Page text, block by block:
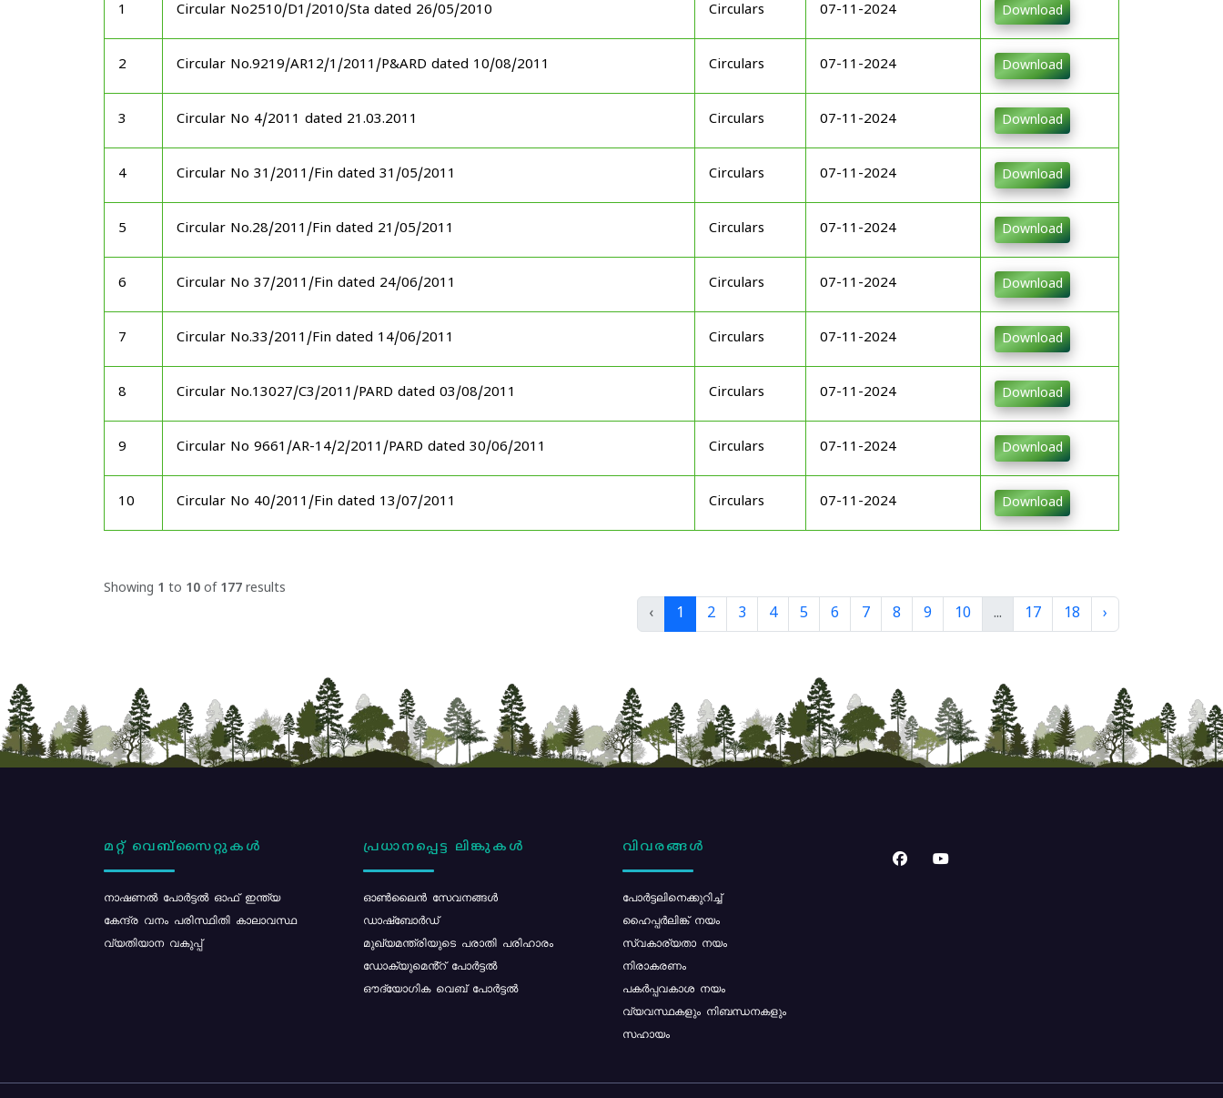
1 Circular No2510/D1/2010/Sta dated 26/05/2010 Circulars 07-11-2024 Download
2 Circular No.9219/AR12/1/2011/P&ARD dated 10/08/2011 Circulars 07-11-2024 Download
3 Circular No 4/2011 dated 21.03.2011 Circulars 07-11-2024 Download
4 Circular No 31/2011/Fin dated 31/05/2011 Circulars 07-11-2024 Download
5 Circular No.28/2011/Fin dated 21/05/2011 Circulars 07-11-2024 Download
6 Circular No 37/2011/Fin dated 24/06/2011 Circulars 07-11-2024 Download
7 Circular No.33/2011/Fin dated 14/06/2011 Circulars 07-11-2024 Download
8 Circular No.13027/C3/2011/PARD dated 03/08/2011 Circulars 07-11-2024 Download
9 Circular No 9661/AR-14/2/2011/PARD dated 30/06/2011 Circulars 07-11-2024 Download
10 Circular No 40/2011/Fin dated 13/07/2011 Circulars 07-11-2024 Download
Showing 1 to 10 of 177 results
‹ 1 2 3 4 5 6 7 8 9 10 ... 17 18 ›
മറ്റ് വെബ്സൈറ്റുകൾ
നാഷണൽ പോർട്ടൽ ഓഫ് ഇന്ത്യ
കേന്ദ്ര വനം പരിസ്ഥിതി കാലാവസ്ഥ
വ്യതിയാന വകുപ്പ്
പ്രധാനപ്പെട്ട ലിങ്കുകൾ
ഓൺലൈൻ സേവനങ്ങൾ
ഡാഷ്ബോർഡ്
മുഖ്യമന്ത്രിയുടെ പരാതി പരിഹാരം
ഡോക്യുമെൻ്റ് പോർട്ടൽ
ഔദ്യോഗിക വെബ് പോർട്ടൽ
വിവരങ്ങൾ
പോര്‍ട്ടലിനെക്കുറിച്ച്
ഹൈപ്പർലിങ്ക് നയം
സ്വകാര്യതാ നയം
നിരാകരണം
പകർപ്പവകാശ നയം
വ്യവസ്ഥകളും നിബന്ധനകളും
സഹായം